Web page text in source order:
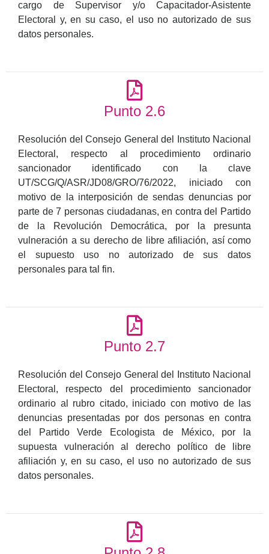
cargo de Supervisor y/o Capacitador-Asistente
Electoral y, en su caso, el uso no autorizado de sus
datos personales.
Punto 2.6
Resolución del Consejo General del Instituto Nacional
Electoral, respecto al procedimiento ordinario
sancionador identificado con la clave
UT/SCG/Q/ASR/JD08/GRO/76/2022, iniciado con
motivo de la interposición de sendas denuncias por
parte de 7 personas ciudadanas, en contra del Partido
de la Revolución Democrática, por la presunta
vulneración a su derecho de libre afiliación, así como
el supuesto uso no autorizado de sus datos
personales para tal fin.
Punto 2.7
Resolución del Consejo General del Instituto Nacional
Electoral, respecto del procedimiento sancionador
ordinario al rubro citado, iniciado con motivo de las
denuncias presentadas por dos personas en contra
del Partido Verde Ecologista de México, por la
supuesta vulneración al derecho político de libre
afiliación y, en su caso, el uso no autorizado de sus
datos personales.